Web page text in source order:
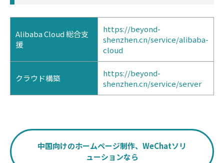
Alibaba Cloud 総合支
援
https://beyond-
shenzhen.cn/service/alibaba-
cloud
クラウド構築
https://beyond-
shenzhen.cn/service/server
中国向けのホームページ制作、WeChatソリ
ューションなら